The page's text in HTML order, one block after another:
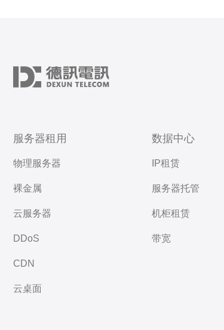
服务器租用
物理服务器
裸金属
云服务器
DDoS
CDN
云桌面
数据中心
IP租赁
服务器托管
机柜租赁
带宽